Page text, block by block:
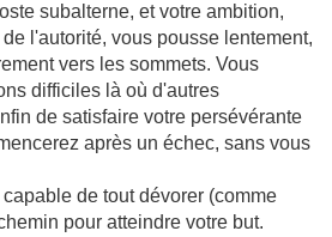
subalterne, et votre ambition,
l'autorité, vous pousse lentement,
vers les sommets. Vous
difficiles là où d'autres
de satisfaire votre persévérante
après un échec, sans vous
de tout dévorer (comme
pour atteindre votre but.